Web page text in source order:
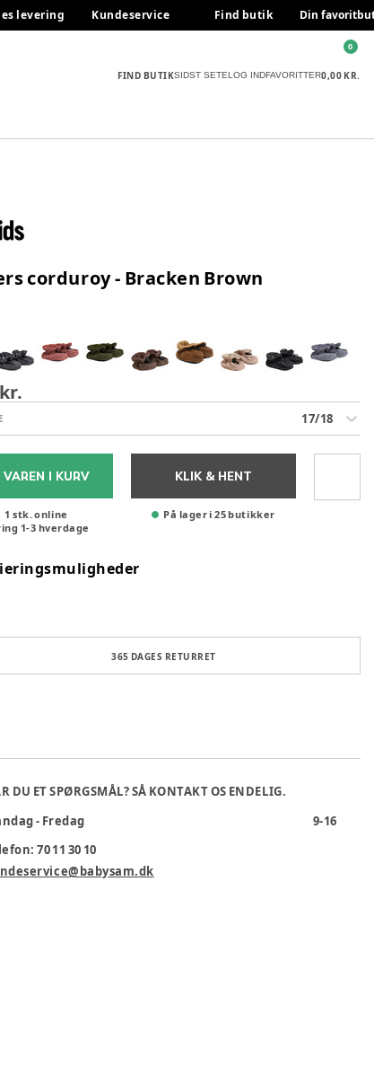
levering Kundeservice Find butik Din
FIND BUTIKSIDST SETELOG INDFAVORITTER0,00 KR.
0
corduroy - Bracken Brown
17/18
I KURV
1 stk. online
1-3 hverdage
KLIK & HENT
På lager i 25 butikker
365 DAGES RETURRET
DU ET SPØRGSMÅL? SÅ KONTAKT OS ENDELIG.
- Fredag
9-16
70 11 30 10